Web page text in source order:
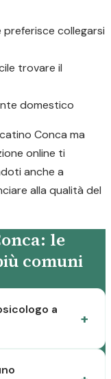
collegarsi
trovare il
domestico
Conca ma
online ti
anche a
alla qualità del
le
comuni
a